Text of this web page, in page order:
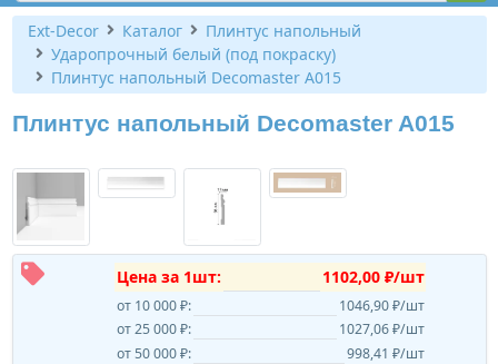
Ext-Decor Каталог
Плинтус напольный
Ударопрочный белый (под покраску)
Плинтус напольный Decomaster A015
Плинтус напольный Decomaster A015
Цена за 1шт: 1102,00 ₽/шт
от 10 000 ₽:
1046,90 ₽/шт
от 25 000 ₽:
1027,06 ₽/шт
от 50 000 ₽:
998,41 ₽/шт